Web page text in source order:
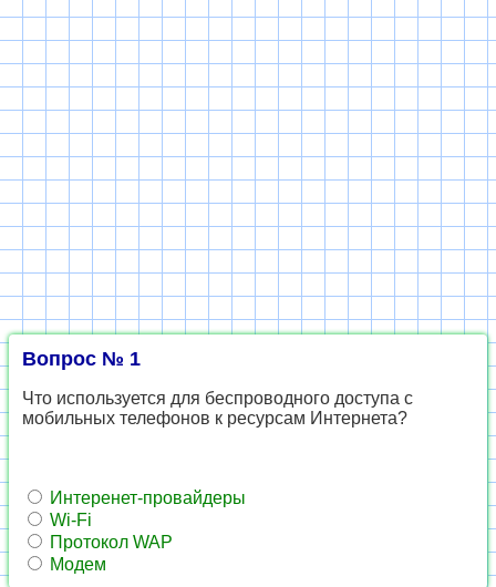
Вопрос № 1
Что используется для беспроводного доступа с
мобильных телефонов к ресурсам Интернета?
Интеренет-провайдеры
Wi-Fi
Протокол WAP
Модем